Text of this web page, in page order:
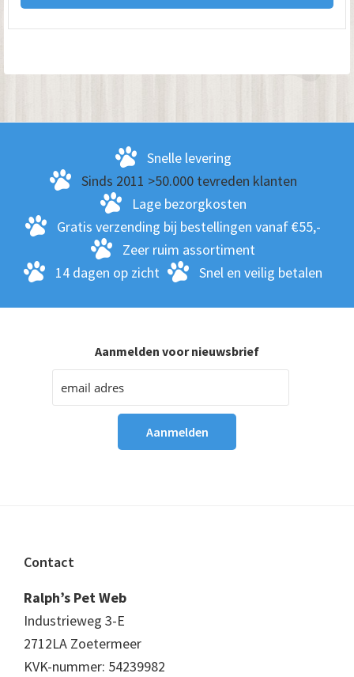
Snelle levering
Sinds 2011 >50.000 tevreden klanten
Lage bezorgkosten
Gratis verzending bij bestellingen vanaf €55,-
Zeer ruim assortiment
14 dagen op zicht
Snel en veilig betalen
Aanmelden voor nieuwsbrief
Footer
Contact
Ralph’s Pet Web
Industrieweg 3-E
2712LA Zoetermeer
KVK-nummer: 54239982